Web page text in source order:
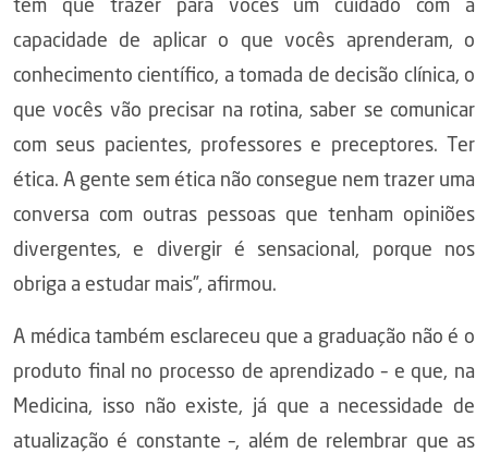
tem que trazer para vocês um cuidado com a
capacidade de aplicar o que vocês aprenderam, o
conhecimento científico, a tomada de decisão clínica, o
que vocês vão precisar na rotina, saber se comunicar
com seus pacientes, professores e preceptores. Ter
ética. A gente sem ética não consegue nem trazer uma
conversa com outras pessoas que tenham opiniões
divergentes, e divergir é sensacional, porque nos
obriga a estudar mais”, afirmou.
A médica também esclareceu que a graduação não é o
produto final no processo de aprendizado – e que, na
Medicina, isso não existe, já que a necessidade de
atualização é constante –, além de relembrar que as